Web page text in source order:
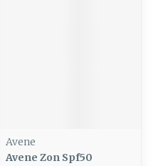
Avene
Avene Zon Spf50